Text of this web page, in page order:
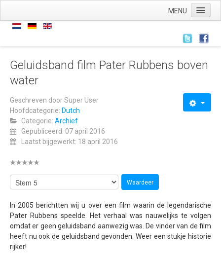
MENU
Home
Nieuws
Archief
Links
Wie zijn we
De stichting
AVG
Wat hebben we
Voorstellingen
Samenwerking
Beeldschriften
Geluidsband film Pater Rubbens boven
water
Geschreven doorSuper User
Hoofdcategorie: Dutch
Categorie: Archief
Gepubliceerd: 07 april 2016
Laatst bijgewerkt: 18 april 2016
In 2005 berichtten wij u over een film waarin de legendarische
Pater Rubbens speelde. Het verhaal was nauwelijks te volgen
omdat er geen geluidsband aanwezig was. De vinder van de film
heeft nu ook de geluidsband gevonden. Weer een stukje historie
rijker!